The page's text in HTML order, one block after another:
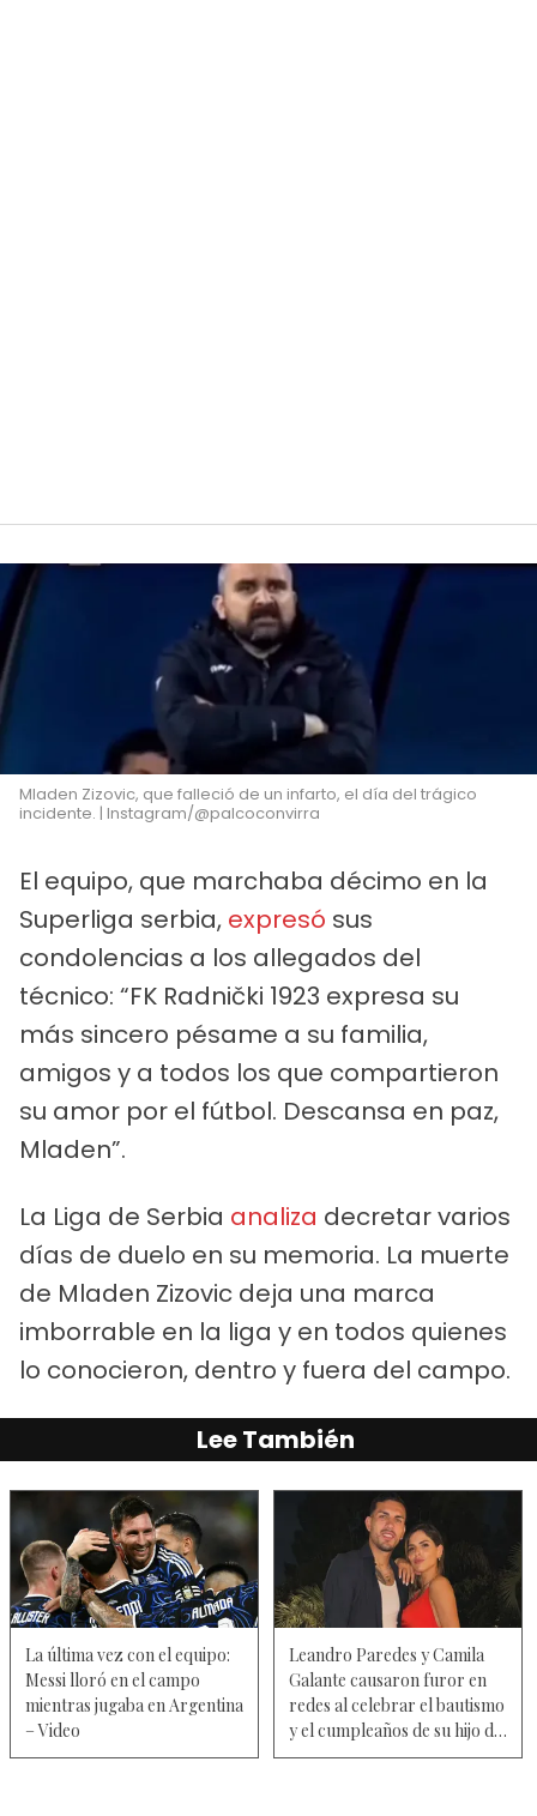
Mladen Zizovic, que falleció de un infarto, el día del trágico
incidente. | Instagram/@palcoconvirra
El equipo, que marchaba décimo en la
Superliga serbia, expresó sus
condolencias a los allegados del
técnico: “FK Radnički 1923 expresa su
más sincero pésame a su familia,
amigos y a todos los que compartieron
su amor por el fútbol. Descansa en paz,
Mladen”.
La Liga de Serbia analiza decretar varios
días de duelo en su memoria. La muerte
de Mladen Zizovic deja una marca
imborrable en la liga y en todos quienes
lo conocieron, dentro y fuera del campo.
Lee También
La última vez con el equipo:
Messi lloró en el campo
mientras jugaba en Argentina
– Video
Leandro Paredes y Camila
Galante causaron furor en
redes al celebrar el bautismo
y el cumpleaños de su hijo de
1 año, Lautaro — Fotos